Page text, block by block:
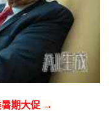
暑期大促 →